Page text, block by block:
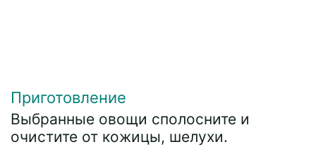
Приготовление
Выбранные овощи сполосните и
очистите от кожицы, шелухи.